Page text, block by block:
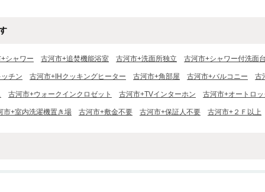
シャワー 古河市+追焚機能浴室 古河市+洗面所独立 古河市+シャワー付洗面台
チン 古河市+IHクッキングヒーター 古河市+角部屋 古河市+バルコニー 古
古河市+ウォークインクロゼット 古河市+TVインターホン 古河市+オートロッ
市+室内洗濯機置き場 古河市+敷金不要 古河市+保証人不要 古河市+２Ｆ以上